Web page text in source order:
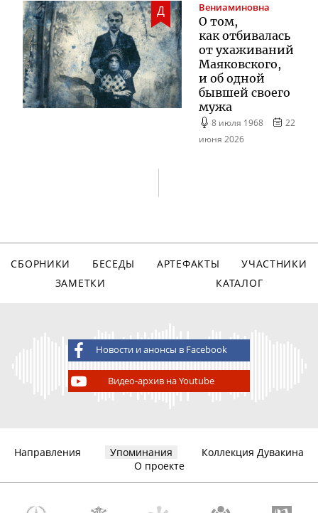
Д
Вениаминовна
О том,
как отбивалась
от ухаживаний
Маяковского,
и об одной
бывшей своего
мужа
8 июля 1968
22
июня 2026
СБОРНИКИ БЕСЕДЫ АРТЕФАКТЫ
УЧАСТНИКИ
ЗАМЕТКИ
КАТАЛОГ
Новости и анонсы в Facebook
Видео-архив на Youtube
Направления Упоминания
Коллекция Дувакина
О проекте